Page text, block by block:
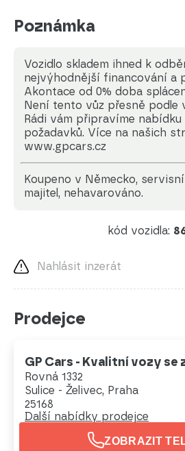
Poznámka
Vozidlo skladem ihned k
nejvýhodnější financování a
Akontace od 0% doba
Není tento vůz přesně podle
Rádi vám připravíme
požadavků. Více na našich
www.gpcars.cz
koupeno v Německo, servisní knížka, první
majitel, nehavarováno.
kód vozidla:
Nahlásit inzerát
Prodejce
GP Cars - Kvalitní vozy se
Rovná 1332
Sulice - Želivec, Praha
25168
Další nabídky prodejce
ZOBRAZIT